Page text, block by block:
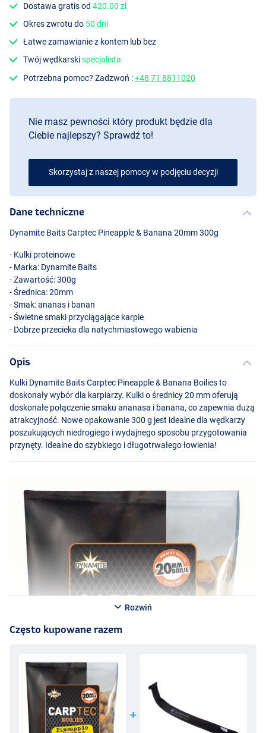
Dostawa gratis od420.00 zl
Okres zwrotu do 50 dni
Łatwe zamawianie z kontem lub bez
Twój wędkarskispecjalista
Potrzebna pomoc? Zadzwoń :+48 71 8811020
Nie masz pewności który produkt będzie dla
Ciebie najlepszy? Sprawdź to!
Skorzystaj z naszej pomocy w podjęciu decyzji
Dane techniczne
Dynamite Baits Carptec Pineapple & Banana 20mm 300g
- Kulki proteinowe
- Marka: Dynamite Baits
- Zawartość: 300g
- Średnica: 20mm
- Smak: ananas i banan
- Świetne smaki przyciągające karpie
- Dobrze przecieka dla natychmiastowego wabienia
Opis
Kulki Dynamite Baits Carptec Pineapple & Banana Boilies to
doskonały wybór dla karpiarzy. Kulki o średnicy 20 mm oferują
doskonałe połączenie smaku ananasa i banana, co zapewnia dużą
atrakcyjność. Nowe opakowanie 300 g jest idealne dla wędkarzy
poszukujących niedrogiego i wydajnego sposobu przygotowania
przynęty. Idealne do szybkiego i długotrwałego łowienia!
Rozwiń
Często kupowane razem